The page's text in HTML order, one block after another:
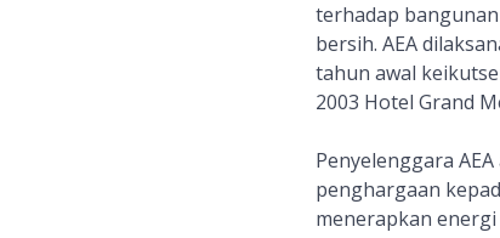
terhadap
bersih. AEA
tahun awal
2003 Hotel Grand
Penyelenggara
penghargaan
menerapkan